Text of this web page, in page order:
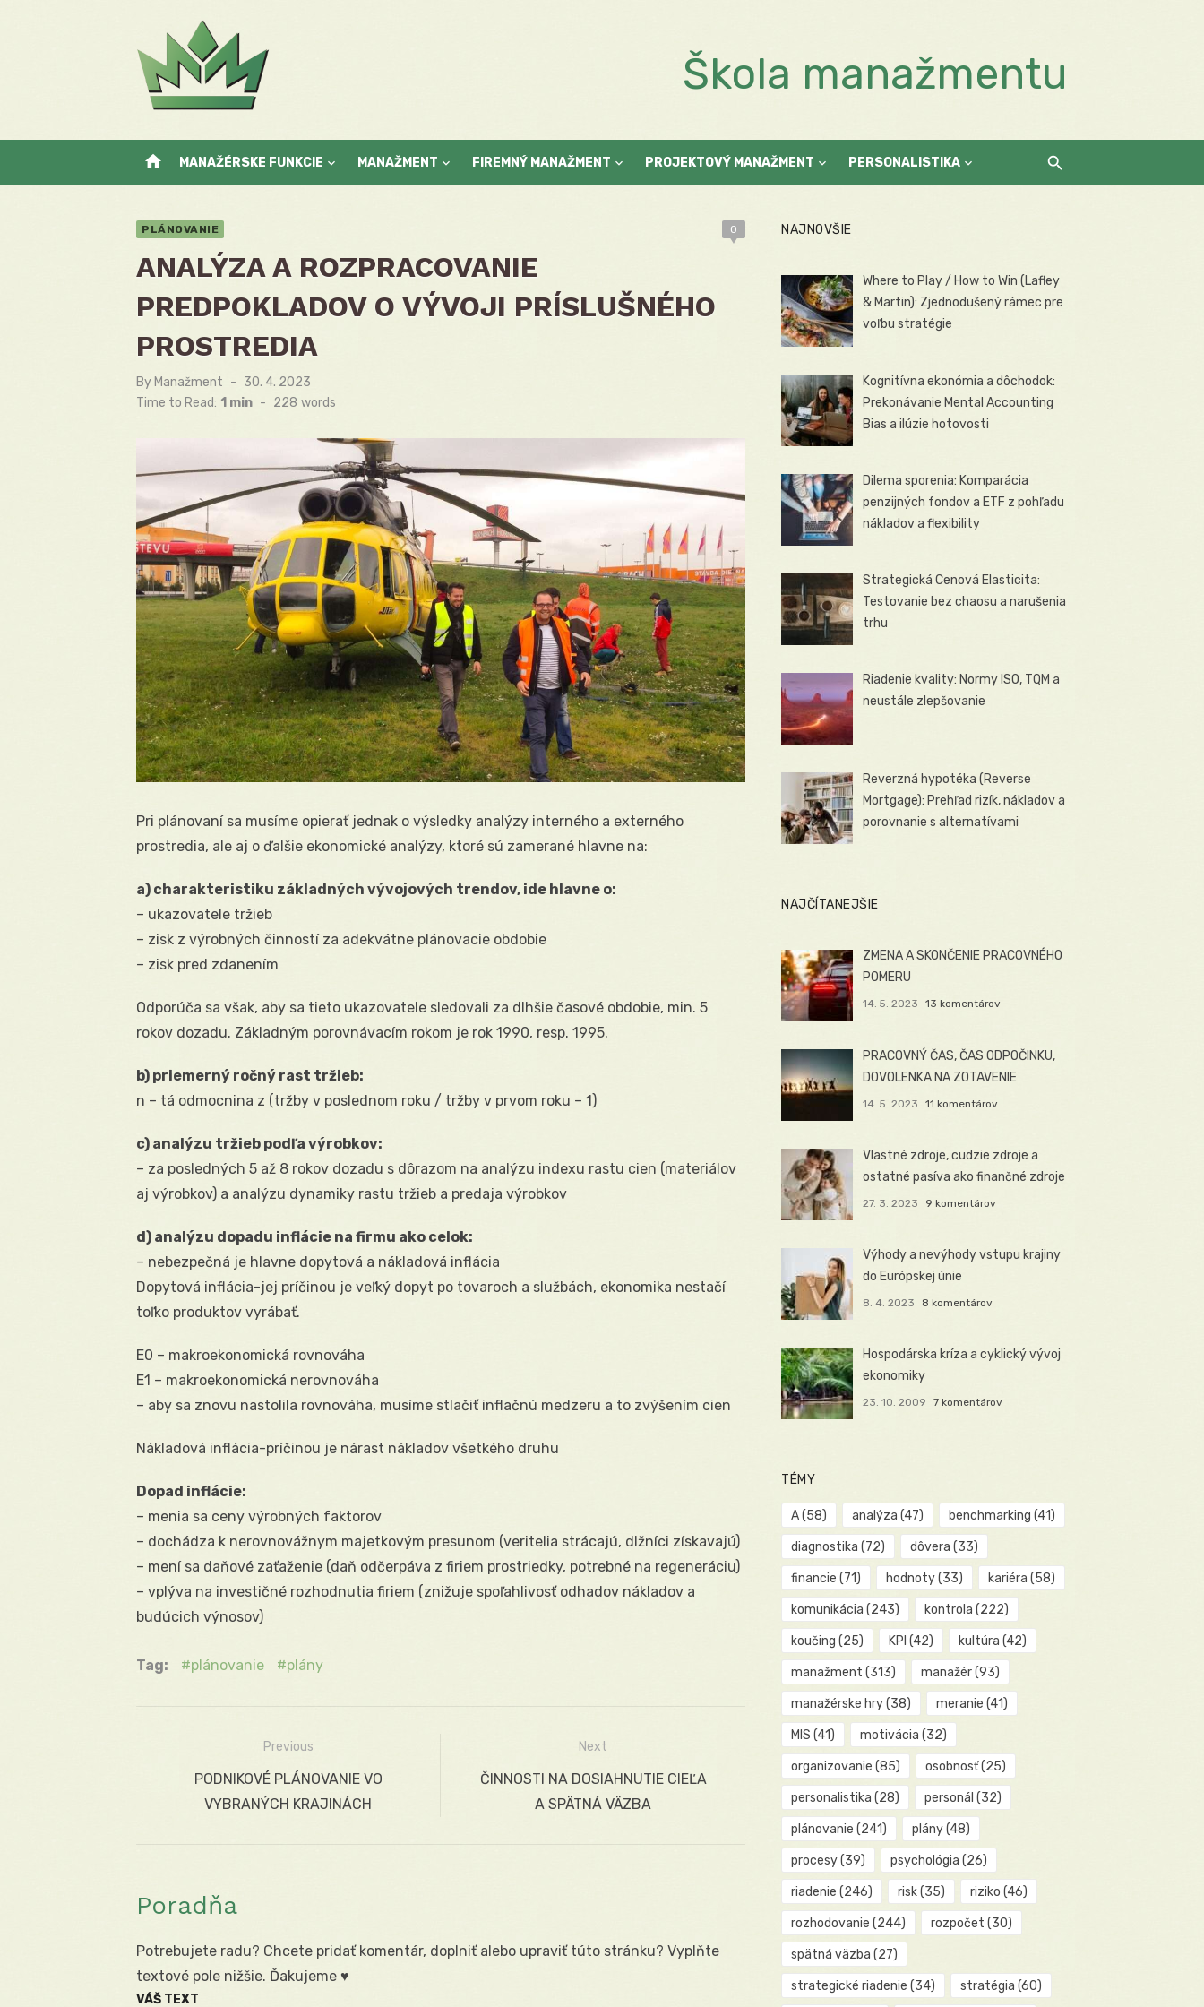
Škola manažmentu
home MANAŽÉRSKE FUNKCIE MANAŽMENT FIREMNÝ MANAŽMENT PROJEKTOVÝ MANAŽMENT PERSONALISTIKA
PLÁNOVANIE 0
ANALÝZA A ROZPRACOVANIE
PREDPOKLADOV O VÝVOJI PRÍSLUŠNÉHO
PROSTREDIA
By Manažment
Posted
on
30. 4. 2023
Time to Read: 1 min - 228 words
Pri plánovaní sa musíme opierať jednak o výsledky analýzy interného a externého
prostredia, ale aj o ďalšie ekonomické analýzy, ktoré sú zamerané hlavne na:
a) charakteristiku základných vývojových trendov, ide hlavne o:
– ukazovatele tržieb
– zisk z výrobných činností za adekvátne plánovacie obdobie
– zisk pred zdanením
Odporúča sa však, aby sa tieto ukazovatele sledovali za dlhšie časové obdobie, min. 5
rokov dozadu. Základným porovnávacím rokom je rok 1990, resp. 1995.
b) priemerný ročný rast tržieb:
n – tá odmocnina z (tržby v poslednom roku / tržby v prvom roku – 1)
c) analýzu tržieb podľa výrobkov:
– za posledných 5 až 8 rokov dozadu s dôrazom na analýzu indexu rastu cien (materiálov
aj výrobkov) a analýzu dynamiky rastu tržieb a predaja výrobkov
d) analýzu dopadu inflácie na firmu ako celok:
– nebezpečná je hlavne dopytová a nákladová inflácia
Dopytová inflácia-jej príčinou je veľký dopyt po tovaroch a službách, ekonomika nestačí
toľko produktov vyrábať.
E0 – makroekonomická rovnováha
E1 – makroekonomická nerovnováha
– aby sa znovu nastolila rovnováha, musíme stlačiť inflačnú medzeru a to zvýšením cien
Nákladová inflácia-príčinou je nárast nákladov všetkého druhu
Dopad inflácie:
– menia sa ceny výrobných faktorov
– dochádza k nerovnovážnym majetkovým presunom (veritelia strácajú, dlžníci získavajú)
– mení sa daňové zaťaženie (daň odčerpáva z firiem prostriedky, potrebné na regeneráciu)
– vplýva na investičné rozhodnutia firiem (znižuje spoľahlivosť odhadov nákladov a
budúcich výnosov)
Tag: plánovanie plány
Navigácia
Previous
Previous
post:
PODNIKOVÉ PLÁNOVANIE VO
VYBRANÝCH KRAJINÁCH
Next
Next
ČINNOSTI NA DOSIAHNUTIE CIEĽA
A SPÄTNÁ VÄZBA
Poradňa
Potrebujete radu? Chcete pridať komentár, doplniť alebo upraviť túto stránku? Vyplňte
textové pole nižšie. Ďakujeme ♥
VÁŠ TEXT
NAJNOVŠIE
Where to Play / How to Win (Lafley
& Martin): Zjednodušený rámec pre
voľbu stratégie
Kognitívna ekonómia a dôchodok:
Prekonávanie Mental Accounting
Bias a ilúzie hotovosti
Dilema sporenia: Komparácia
penzijných fondov a ETF z pohľadu
nákladov a flexibility
Strategická Cenová Elasticita:
Testovanie bez chaosu a narušenia
trhu
Riadenie kvality: Normy ISO, TQM a
neustále zlepšovanie
Reverzná hypotéka (Reverse
Mortgage): Prehľad rizík, nákladov a
porovnanie s alternatívami
NAJČÍTANEJŠIE
ZMENA A SKONČENIE PRACOVNÉHO
POMERU
14. 5. 2023 13 komentárov
PRACOVNÝ ČAS, ČAS ODPOČINKU,
DOVOLENKA NA ZOTAVENIE
14. 5. 2023 11 komentárov
Vlastné zdroje, cudzie zdroje a
ostatné pasíva ako finančné zdroje
27. 3. 2023 9 komentárov
Výhody a nevýhody vstupu krajiny
do Európskej únie
8. 4. 2023 8 komentárov
Hospodárska kríza a cyklický vývoj
ekonomiky
23. 10. 2009 7 komentárov
TÉMY
A(58) analýza (47) benchmarking (41)
diagnostika (72) dôvera (33)
financie (71) hodnoty(33) kariéra (58)
komunikácia (243) kontrola (222)
koučing (25) KPI (42) kultúra (42)
manažment (313) manažér(93)
manažérske hry(38) meranie (41)
MIS (41) motivácia (32)
organizovanie (85) osobnosť(25)
personalistika (28) personál (32)
plánovanie (241) plány(48)
procesy(39) psychológia (26)
riadenie (246) risk(35) riziko (46)
rozhodovanie (244) rozpočet (30)
spätná väzba (27)
strategické riadenie (34) stratégia (60)